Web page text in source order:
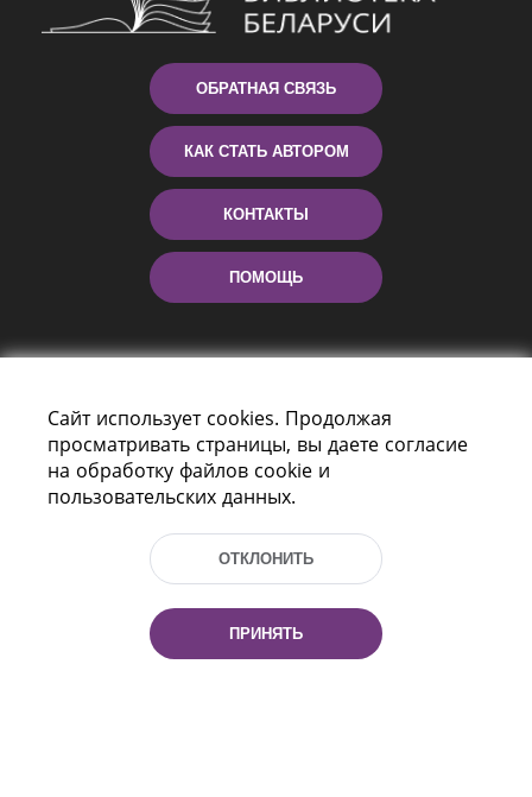
ОБРАТНАЯ СВЯЗЬ
КАК СТАТЬ АВТОРОМ
КОНТАКТЫ
ПОМОЩЬ
Пр-т Независимости 116
г. Минск, Республика Беларусь, 220114
Тел.: (+375 17) 368 37 37, Факс: (+375 17)
Эл. почта: inbox@nlb.by
Сайт использует cookies. Продолжая
просматривать страницы, вы даете согласие
на обработку файлов cookie и
пользовательских данных.
ОТКЛОНИТЬ
ПРИНЯТЬ